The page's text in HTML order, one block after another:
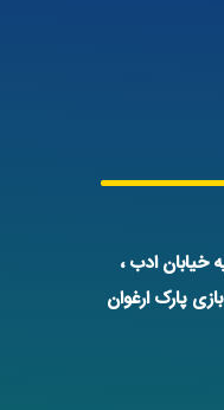
خیابان ادب ،
پارک ارغوان